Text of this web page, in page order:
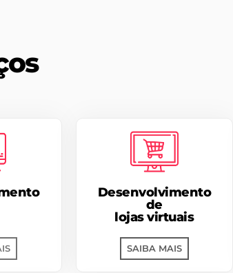
Desenvolvimento
de
lojas virtuais
SAIBA MAIS